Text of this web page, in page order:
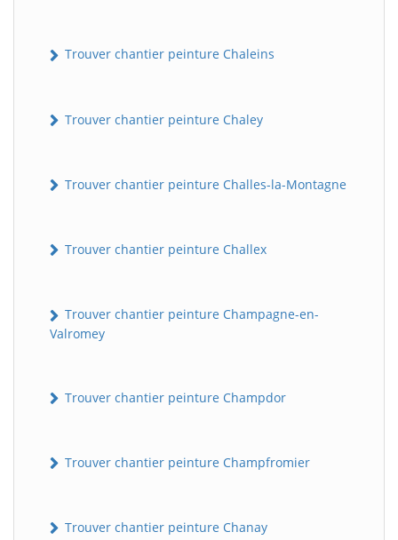
Trouver chantier peinture Chaleins
Trouver chantier peinture Chaley
Trouver chantier peinture Challes-la-Montagne
Trouver chantier peinture Challex
Trouver chantier peinture Champagne-en-
Valromey
Trouver chantier peinture Champdor
Trouver chantier peinture Champfromier
Trouver chantier peinture Chanay